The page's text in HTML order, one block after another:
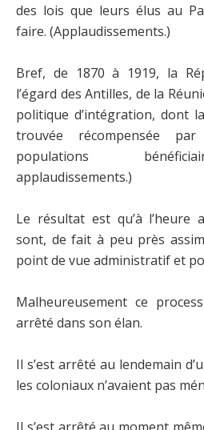
des lois que leurs élus au
faire. (Applaudissements.)
Bref, de 1870 à 1919, la
l’égard des Antilles, de la
politique d’intégration, dont la
trouvée récompensée
populations
applaudissements.)
Le résultat est qu’à l’heure
sont, de fait à peu près
point de vue administratif et
Malheureusement ce
arrêté dans son élan.
Il s’est arrêté au lendemain
les coloniaux n’avaient pas